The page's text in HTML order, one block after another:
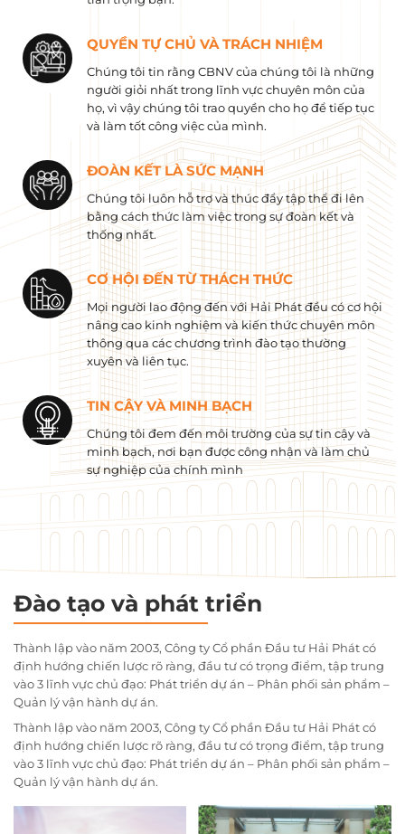
QUYỀN TỰ CHỦ VÀ TRÁCH NHIỆM
Chúng tôi tin rằng CBNV của chúng tôi là những
người giỏi nhất trong lĩnh vực chuyên môn của
họ, vì vậy chúng tôi trao quyền cho họ để tiếp tục
và làm tốt công việc của mình.
ĐOÀN KẾT LÀ SỨC MẠNH
Chúng tôi luôn hỗ trợ và thúc đẩy tập thể đi lên
bằng cách thức làm việc trong sự đoàn kết và
thống nhất.
CƠ HỘI ĐẾN TỪ THÁCH THỨC
Mọi người lao động đến với Hải Phát đều có cơ hội
nâng cao kinh nghiệm và kiến ​​thức chuyên môn
thông qua các chương trình đào tạo thường
xuyên và liên tục.
TIN CẬY VÀ MINH BẠCH
Chúng tôi đem đến môi trường của sự tin cậy và
minh bạch, nơi bạn được công nhận và làm chủ
sự nghiệp của chính mình
Đào tạo và phát triển
Thành lập vào năm 2003, Công ty Cổ phần Đầu tư Hải Phát có
định hướng chiến lược rõ ràng, đầu tư có trọng điểm, tập trung
vào 3 lĩnh vực chủ đạo: Phát triển dự án – Phân phối sản phẩm –
Quản lý vận hành dự án.
Thành lập vào năm 2003, Công ty Cổ phần Đầu tư Hải Phát có
định hướng chiến lược rõ ràng, đầu tư có trọng điểm, tập trung
vào 3 lĩnh vực chủ đạo: Phát triển dự án – Phân phối sản phẩm –
Quản lý vận hành dự án.